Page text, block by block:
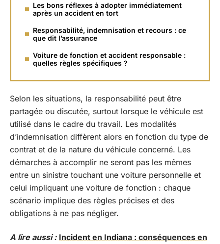
Les bons réflexes à adopter immédiatement
après un accident en tort
Responsabilité, indemnisation et recours : ce
que dit l’assurance
Voiture de fonction et accident responsable :
quelles règles spécifiques ?
Selon les situations, la responsabilité peut être
partagée ou discutée, surtout lorsque le véhicule est
utilisé dans le cadre du travail. Les modalités
d’indemnisation diffèrent alors en fonction du type de
contrat et de la nature du véhicule concerné. Les
démarches à accomplir ne seront pas les mêmes
entre un sinistre touchant une voiture personnelle et
celui impliquant une voiture de fonction : chaque
scénario implique des règles précises et des
obligations à ne pas négliger.
A lire aussi : Incident en Indiana : conséquences en